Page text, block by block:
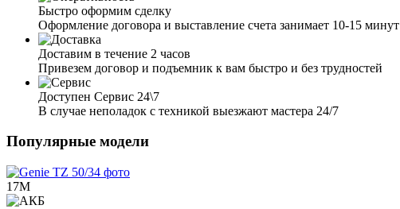
Быстро оформим сделку
Оформление договора и выставление счета занимает 10-15 минут
Доставим в течение 2 часов
Привезем договор и подъемник к вам быстро и без трудностей
Доступен Сервис 24\7
В случае неполадок с техникой выезжают мастера 24/7
Популярные модели
17М